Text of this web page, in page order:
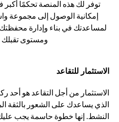
توفر لك هذه المنصة تحكمًا أكبر
إمكانية الوصول إلى مجموعة
لمساعدتك في بناء وإدارة محفظتك
ومستوى تقبلك
الاستثمار للتقاعد
الاستثمار من أجل التقاعد هو أحد
الذي يساعدك على الشعور بالثقة
النشط. إنها خطوة حاسمة يجب